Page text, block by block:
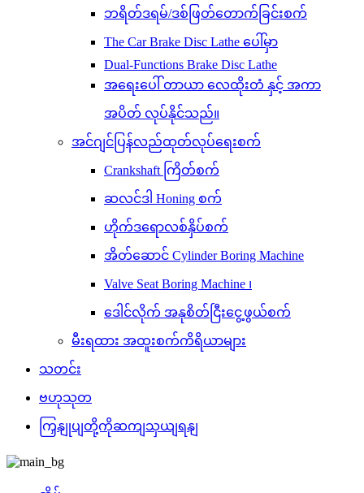
ဘရိတ်ဒရမ်/ဒစ်ဖြတ်တောက်ခြင်းစက်
The Car Brake Disc Lathe ပေါ်မှာ
Dual-Functions Brake Disc Lathe
အရေးပေါ် တာယာ လေထိုးတံ နှင့် အကာ
အပိတ် လုပ်နိုင်သည်။
အင်ဂျင်ပြန်လည်ထုတ်လုပ်ရေးစက်
Crankshaft ကြိတ်စက်
ဆလင်ဒါ Honing စက်
ဟိုက်ဒရောလစ်နှိပ်စက်
အိတ်ဆောင် Cylinder Boring Machine
Valve Seat Boring Machine ၊
ဒေါင်လိုက် အနုစိတ်ငြီးငွေ့ဖွယ်စက်
မီးရထား အထူးစက်ကိရိယာများ
သတင်း
ဗဟုသုတ
ကြှနျုပျတို့ကိုဆကျသှယျရနျ